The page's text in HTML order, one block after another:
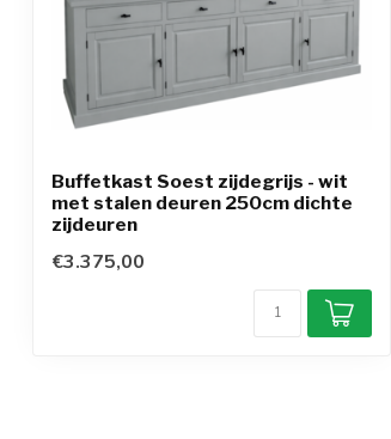
Buffetkast Soest zijdegrijs - wit
met stalen deuren 250cm dichte
zijdeuren
€3.375,00